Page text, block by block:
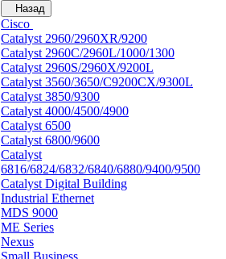
Назад
Cisco
Catalyst 2960/2960XR/9200
Catalyst 2960C/2960L/1000/1300
Catalyst 2960S/2960X/9200L
Catalyst 3560/3650/C9200CX/9300L
Catalyst 3850/9300
Catalyst 4000/4500/4900
Catalyst 6500
Catalyst 6800/9600
Catalyst
6816/6824/6832/6840/6880/9400/9500
Catalyst Digital Building
Industrial Ethernet
MDS 9000
ME Series
Nexus
Small Business